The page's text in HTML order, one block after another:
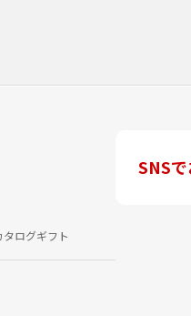
ログギフト
SNS